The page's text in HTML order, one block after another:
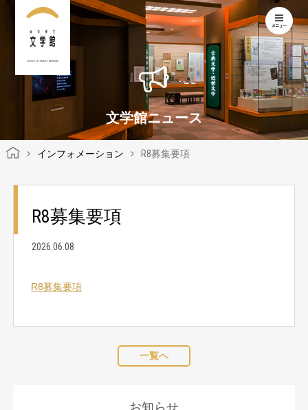
KOCHI LITERARY MUSEUM
文学館ニュース
インフォメーション R8募集要項
R8募集要項
2026.06.08
R8募集要項
一覧へ
お知らせ